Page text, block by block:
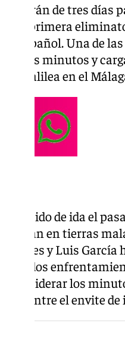
de tres días
la primera
español. Una de
son los minutos y
Galilea en el
el partido de ida el
en tierras
Funes y Luis
dos
considerar los
entre el envite